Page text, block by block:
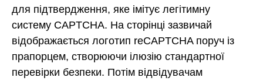
для підтвердження, яке імітує легітимну
систему CAPTCHA. На сторінці зазвичай
відображається логотип reCAPTCHA поруч із
прапорцем, створюючи ілюзію стандартної
перевірки безпеки. Потім відвідувачам